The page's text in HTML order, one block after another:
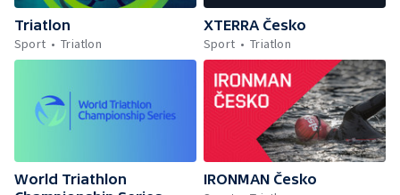
Triatlon
Sport
Triatlon
XTERRA Česko
Sport
Triatlon
World Triathlon
IRONMAN Česko